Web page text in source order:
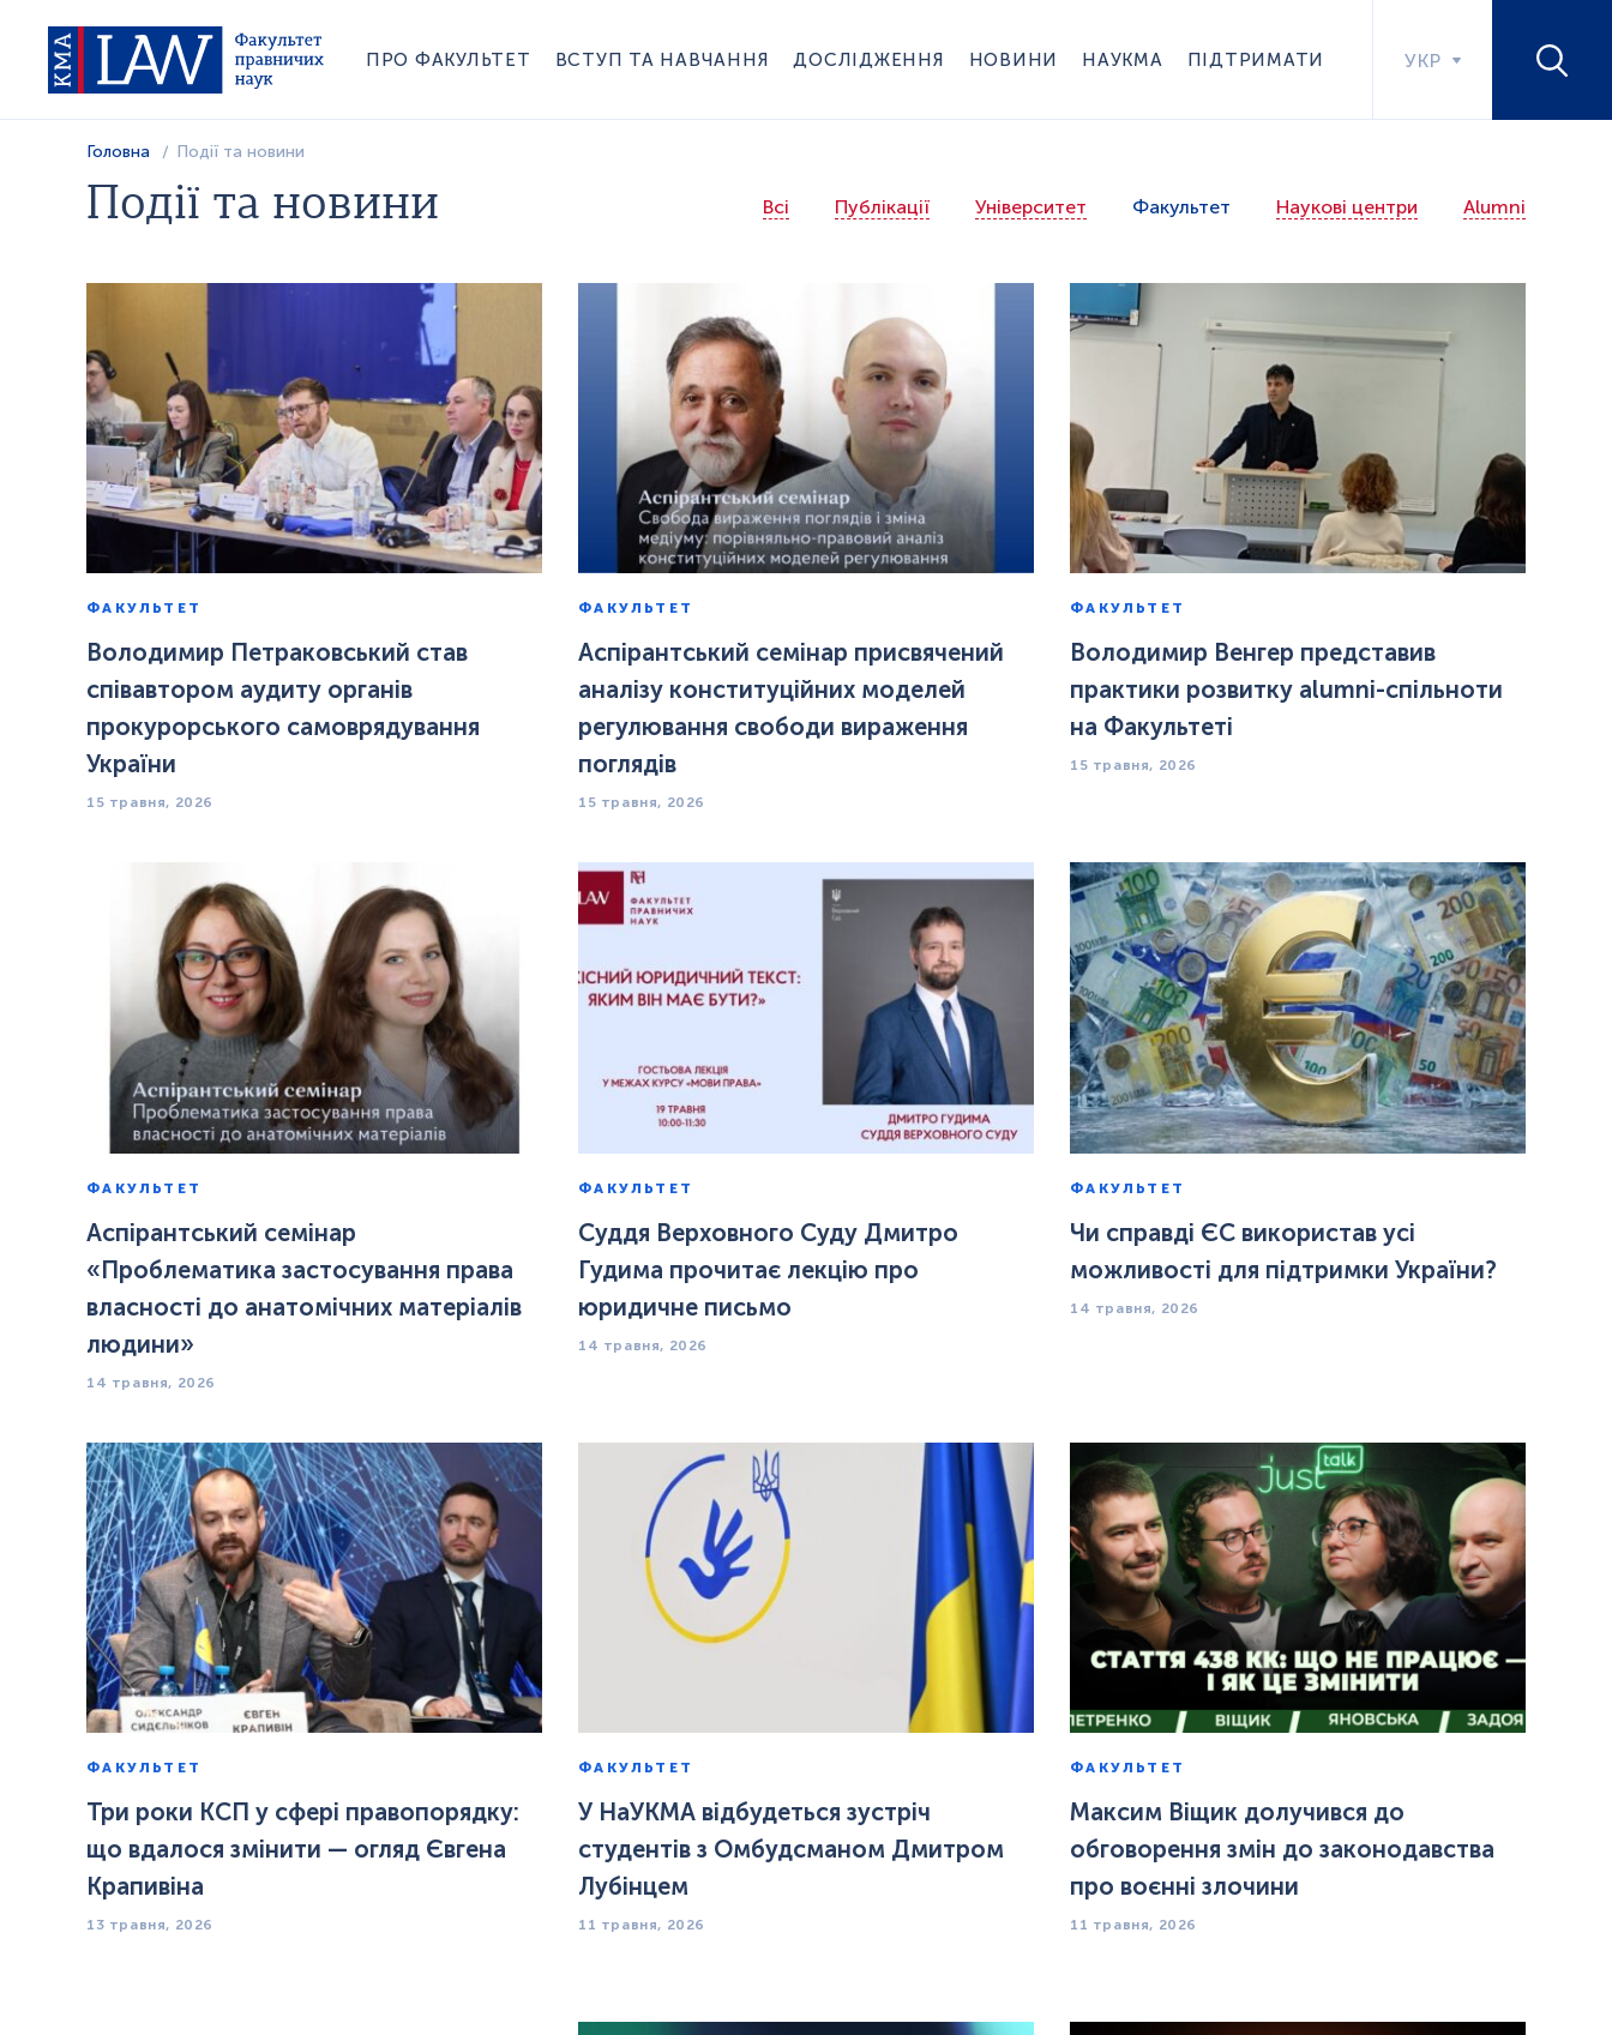
ПРО ФАКУЛЬТЕТ ВСТУП ТА НАВЧАННЯ ДОСЛІДЖЕННЯ НОВИНИ НАУКМА ПІДТРИМАТИ УКР
Головна Події та новини
Події та новини Всі Публікації Університет Факультет Наукові центри Alumni
ФАКУЛЬТЕТ
Володимир Петраковський став
співавтором аудиту органів
прокурорського самоврядування
України
15 травня, 2026
ФАКУЛЬТЕТ
Аспірантський семінар присвячений
аналізу конституційних моделей
регулювання свободи вираження
поглядів
15 травня, 2026
ФАКУЛЬТЕТ
Володимир Венгер представив
практики розвитку alumni-спільноти
на Факультеті
15 травня, 2026
ФАКУЛЬТЕТ
Аспірантський семінар
«Проблематика застосування права
власності до анатомічних матеріалів
людини»
14 травня, 2026
ФАКУЛЬТЕТ
Суддя Верховного Суду Дмитро
Гудима прочитає лекцію про
юридичне письмо
14 травня, 2026
ФАКУЛЬТЕТ
Чи справді ЄС використав усі
можливості для підтримки України?
14 травня, 2026
ФАКУЛЬТЕТ
Три роки КСП у сфері правопорядку:
що вдалося змінити — огляд Євгена
Крапивіна
13 травня, 2026
ФАКУЛЬТЕТ
У НаУКМА відбудеться зустріч
студентів з Омбудсманом Дмитром
Лубінцем
11 травня, 2026
ФАКУЛЬТЕТ
Максим Віщик долучився до
обговорення змін до законодавства
про воєнні злочини
11 травня, 2026